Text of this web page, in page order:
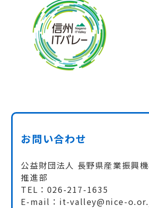
お問い合わせ
公益財団法人 長野県産業振興
推進部
TEL：026-217-1635
E-mail：it-valley@nice-